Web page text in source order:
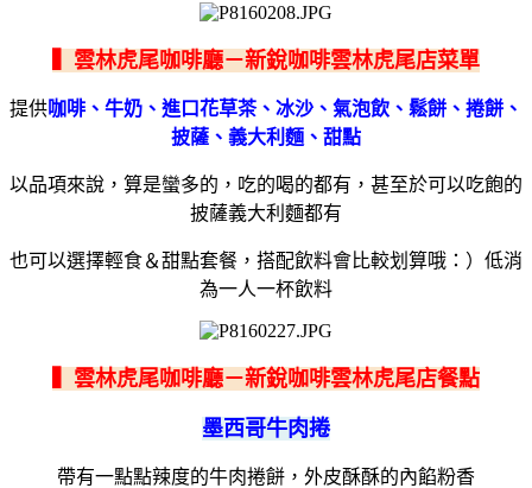
▍雲林虎尾咖啡廳－新銳咖啡雲林虎尾店菜單
提供咖啡、牛奶、進口花草茶、冰沙、氣泡飲、鬆餅、捲餅、
披薩、義大利麵、甜點
以品項來說，算是蠻多的，吃的喝的都有，甚至於可以吃飽的
披薩義大利麵都有
也可以選擇輕食＆甜點套餐，搭配飲料會比較划算哦：） 低消
為一人一杯飲料
▍雲林虎尾咖啡廳－新銳咖啡雲林虎尾店餐點
墨西哥牛肉捲
帶有一點點辣度的牛肉捲餅，外皮酥酥的內餡粉香